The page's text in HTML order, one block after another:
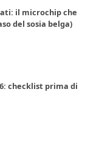
il microchip che
del sosia belga)
checklist prima di